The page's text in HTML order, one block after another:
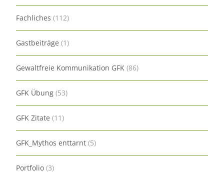
Fachliches (112)
Gastbeiträge (1)
Gewaltfreie Kommunikation GFK (86)
GFK Übung (53)
GFK Zitate (11)
GFK_Mythos enttarnt (5)
Portfolio (3)